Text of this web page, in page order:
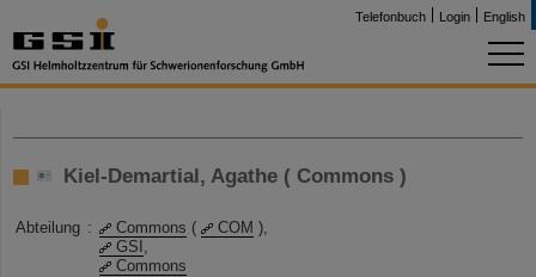
Telefonbuch Login English
Kiel-Demartial, Agathe ( Commons )
Abteilung : Commons ( COM ),
GSI ,
Commons